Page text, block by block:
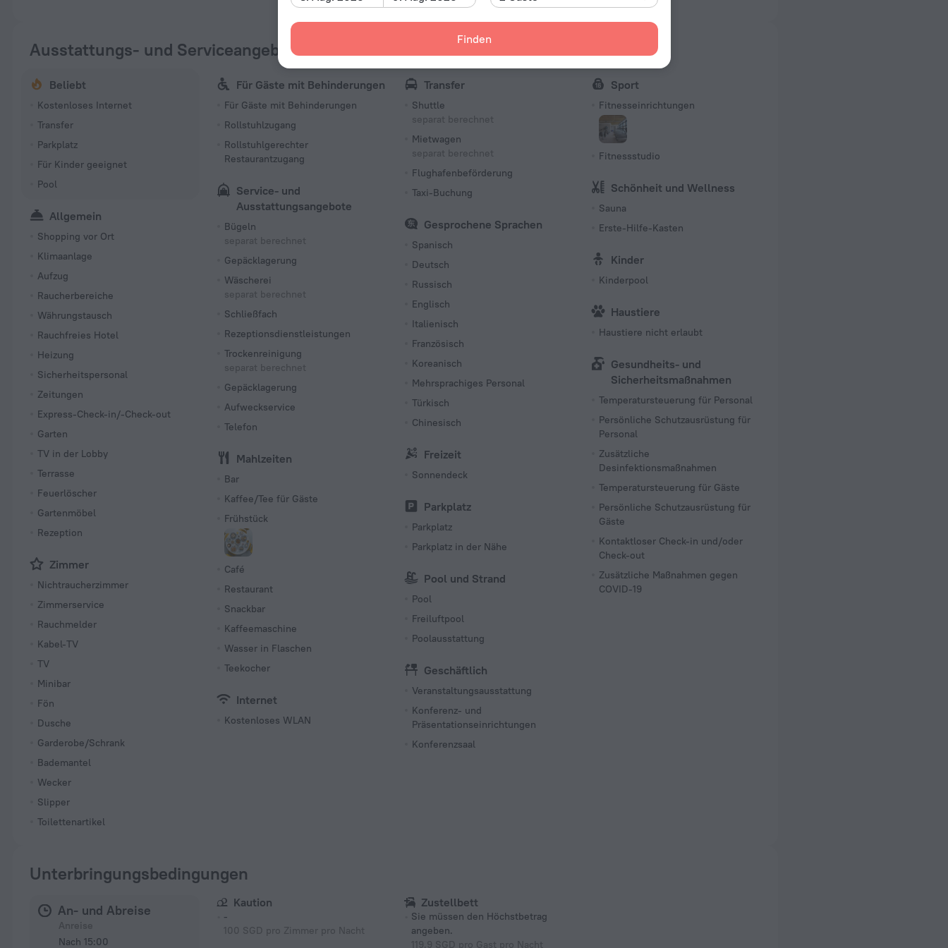
Finden
Typ G
230 V / 50 Hz
347 Zimmer, 15 Etagen
Ausstattungs- und Serviceangebote
Beliebt
Kostenloses Internet
Transfer
Parkplatz
Für Kinder geeignet
Pool
Allgemein
Shopping vor Ort
Klimaanlage
Aufzug
Raucherbereiche
Währungstausch
Rauchfreies Hotel
Heizung
Sicherheitspersonal
Zeitungen
Express-Check-in/-Check-out
Garten
TV in der Lobby
Terrasse
Feuerlöscher
Gartenmöbel
Rezeption
Zimmer
Nichtraucherzimmer
Zimmerservice
Rauchmelder
Kabel-TV
TV
Minibar
Fön
Dusche
Garderobe/Schrank
Bademantel
Wecker
Slipper
Toilettenartikel
Für Gäste mit Behinderungen
Für Gäste mit Behinderungen
Rollstuhlzugang
Rollstuhlgerechter
Restaurantzugang
Service- und
Ausstattungsangebote
Bügeln
separat berechnet
Gepäcklagerung
Wäscherei
separat berechnet
Schließfach
Rezeptionsdienstleistungen
Trockenreinigung
separat berechnet
Gepäcklagerung
Aufweckservice
Telefon
Mahlzeiten
Bar
Kaffee/Tee für Gäste
Frühstück
Café
Restaurant
Snackbar
Kaffeemaschine
Wasser in Flaschen
Teekocher
Internet
Kostenloses WLAN
Transfer
Shuttle
separat berechnet
Mietwagen
separat berechnet
Flughafenbeförderung
Taxi-Buchung
Gesprochene Sprachen
Spanisch
Deutsch
Russisch
Englisch
Italienisch
Französisch
Koreanisch
Mehrsprachiges Personal
Türkisch
Chinesisch
Freizeit
Sonnendeck
Parkplatz
Parkplatz
Parkplatz in der Nähe
Pool und Strand
Pool
Freiluftpool
Poolausstattung
Geschäftlich
Veranstaltungsausstattung
Konferenz- und
Präsentationseinrichtungen
Konferenzsaal
Sport
Fitnesseinrichtungen
Fitnessstudio
Schönheit und Wellness
Sauna
Erste-Hilfe-Kasten
Kinder
Kinderpool
Haustiere
Haustiere nicht erlaubt
Gesundheits- und
Sicherheitsmaßnahmen
Temperatursteuerung für Personal
Persönliche Schutzausrüstung für
Personal
Zusätzliche
Desinfektionsmaßnahmen
Temperatursteuerung für Gäste
Persönliche Schutzausrüstung für
Gäste
Kontaktloser Check-in und/oder
Check-out
Zusätzliche Maßnahmen gegen
COVID-19
Unterbringungsbedingungen
An- und Abreise
Nach 15:00
Kaution
-
100 SGD pro Zimmer pro Nacht
Zustellbett
Sie müssen den Höchstbetrag
angeben.
119.9 SGD pro Gast pro Nacht